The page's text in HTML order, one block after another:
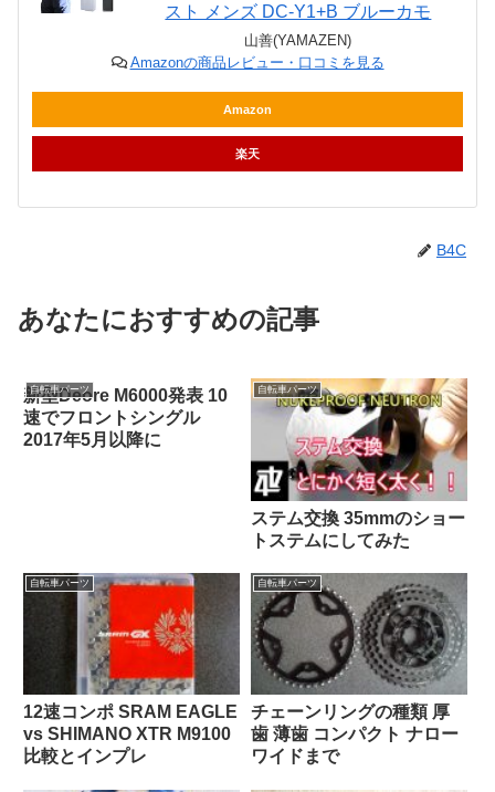
スト メンズ DC-Y1+B ブルーカモ
山善(YAMAZEN)
Amazonの商品レビュー・口コミを見る
Amazon
楽天
B4C
あなたにおすすめの記事
自転車パーツ
新型Deore M6000発表 10
速でフロントシングル
2017年5月以降に
自転車パーツ
ステム交換 35mmのショー
トステムにしてみた
自転車パーツ
12速コンポ SRAM EAGLE
vs SHIMANO XTR M9100
比較とインプレ
自転車パーツ
チェーンリングの種類 厚
歯 薄歯 コンパクト ナロー
ワイドまで